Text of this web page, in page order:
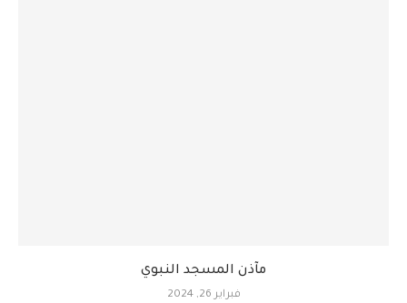
مآذن المسجد النبوي
فبراير 26, 2024